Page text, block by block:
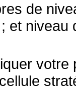
de
et